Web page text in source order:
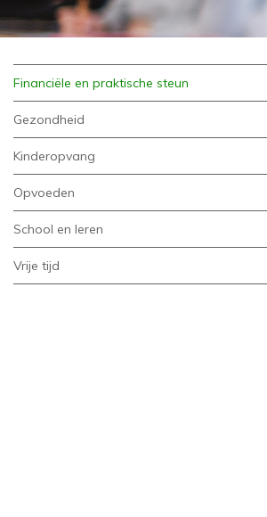
Financiële en praktische steun
Gezondheid
Kinderopvang
Opvoeden
School en leren
Vrije tijd